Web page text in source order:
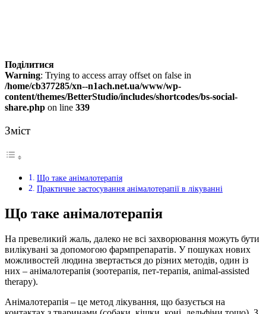
Поділитися
Warning: Trying to access array offset on false in
/home/cb377285/xn--n1ach.net.ua/www/wp-
content/themes/BetterStudio/includes/shortcodes/bs-social-
share.php on line 339
Зміст
Що таке анімалотерапія
Практичне застосування анімалотерапії в лікуванні
Що таке анімалотерапія
На превеликий жаль, далеко не всі захворювання можуть бути
вилікувані за допомогою фармпрепаратів. У пошуках нових
можливостей людина звертається до різних методів, один із
них – анімалотерапія (зоотерапія, пет-терапія, animal-assisted
therapy).
Анімалотерапія – це метод лікування, що базується на